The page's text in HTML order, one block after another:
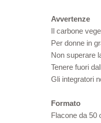
Avvertenze
Il carbone
Per donne in
Non superare
Tenere fuori
Gli integratori
Formato
Flacone da 50